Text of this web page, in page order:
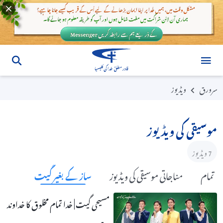
سرورق ویڈیوز
موسیقی کی ویڈیوز
7 ویڈیوز
تمام مناجاتی موسیقی کی ویڈیوز ساز کے بغیر گیت
مسیحی گیت | خدا تمام مخلوق کا خداوند